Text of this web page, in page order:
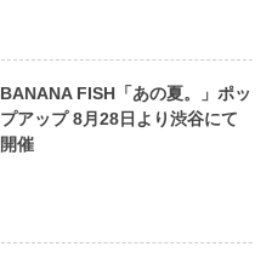
BANANA FISH「あの夏。」ポッ
プアップ 8月28日より渋谷にて
開催